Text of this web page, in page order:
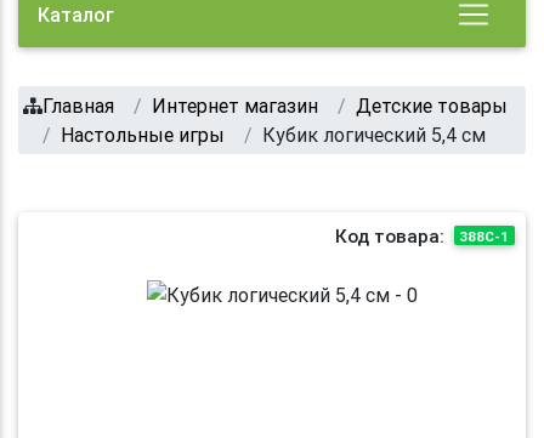
Каталог
Главная Интернет магазин
Детские товары
Настольные игры
Кубик логический 5,4 см
Код товара: 388C-1